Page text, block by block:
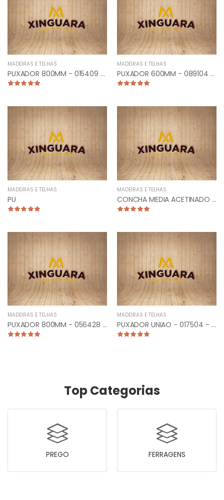
MADEIRAS E TELHAS
PUXADOR 800MM - 015409 - TUB. CURVO LATERAL ANTIQUE
MADEIRAS E TELHAS
PUXADOR 600MM - 089104 - PLANO CURVO CROMADO
MADEIRAS E TELHAS
PU
MADEIRAS E TELHAS
CONCHA MEDIA ACETINADO - 013212
MADEIRAS E TELHAS
PUXADOR 800MM - 056428 - PLANO RETO ESCOVADO
MADEIRAS E TELHAS
PUXADOR UNIAO - 017504 - CLASSIC 10CM CROMADO
Top Categorias
PREGO FERRAGENS